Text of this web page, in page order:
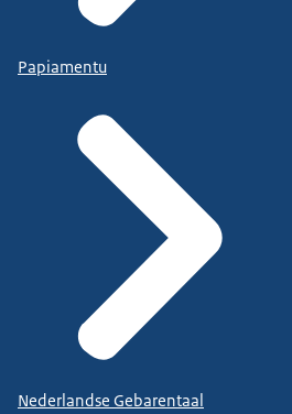
Papiamentu
Nederlandse Gebarentaal